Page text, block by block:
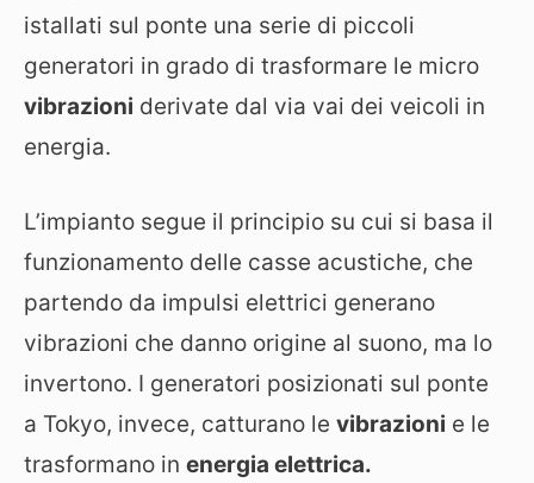
istallati sul ponte una serie di piccoli
generatori in grado di trasformare le micro
vibrazioni derivate dal via vai dei veicoli in
energia.
L’impianto segue il principio su cui si basa il
funzionamento delle casse acustiche, che
partendo da impulsi elettrici generano
vibrazioni che danno origine al suono, ma lo
invertono. I generatori posizionati sul ponte
a Tokyo, invece, catturano le vibrazioni e le
trasformano in energia elettrica.